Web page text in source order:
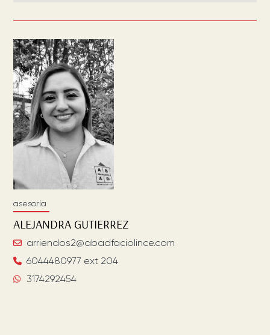
asesoría
ALEJANDRA GUTIERREZ
arriendos2@abadfaciolince.com
6044480977 ext 204
3174292454